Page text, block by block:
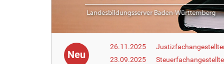
Neu
26.11.2025
23.09.2025